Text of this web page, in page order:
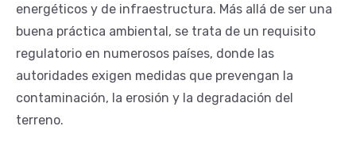
energéticos y de infraestructura. Más allá de ser una
buena práctica ambiental, se trata de un requisito
regulatorio en numerosos países, donde las
autoridades exigen medidas que prevengan la
contaminación, la erosión y la degradación del
terreno.